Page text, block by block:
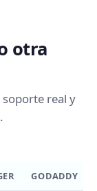
otra
real y
GODADDY